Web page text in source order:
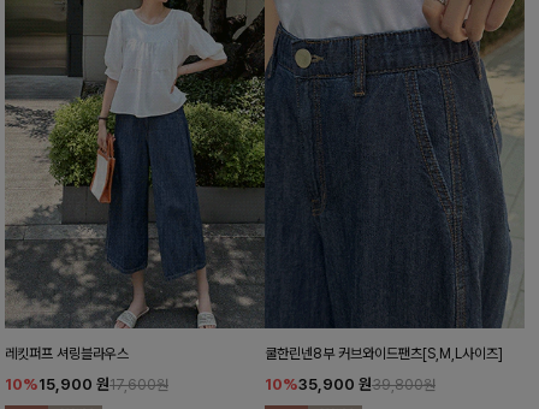
레킷퍼프 셔링블라우스
10%15,900 원17,600원
쿨한린넨8부 커브와이드팬츠[S,M,L사이즈]
10%35,900 원39,800원